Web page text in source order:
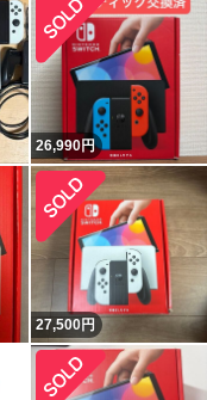
26,990円
27,500円